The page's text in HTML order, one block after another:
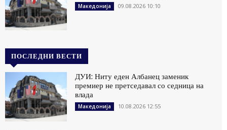
Македонија 09.08.2026 10:10
ПОСЛЕДНИ ВЕСТИ
ДУИ: Ниту еден Албанец заменик
премиер не претседавал со седница на
влада
Македонија 10.08.2026 12:55